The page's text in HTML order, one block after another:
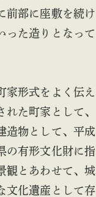
前部に座敷を続け
った造りとなって
形式をよく伝え
れた町家として、
造物として、平成
の有形文化財に指
観とあわせて、城
文化遺産として存